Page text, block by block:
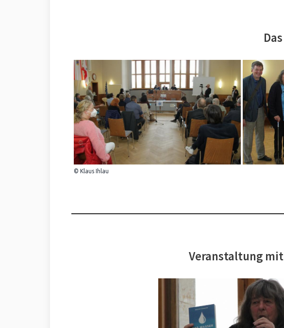
© Klaus Ihlau
Veranstaltung